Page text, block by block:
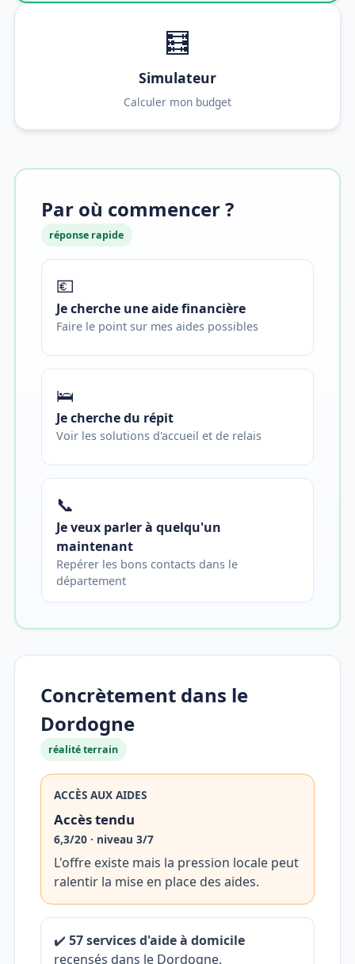
🧮
Simulateur
Calculer mon budget
Par où commencer ?
réponse rapide
💶
Je cherche une aide financière
Faire le point sur mes aides possibles
🛌
Je cherche du répit
Voir les solutions d'accueil et de relais
📞
Je veux parler à quelqu'un
maintenant
Repérer les bons contacts dans le
département
Concrètement dans le
Dordogne
réalité terrain
ACCÈS AUX AIDES
Accès tendu
6,3/20 · niveau 3/7
L'offre existe mais la pression locale peut
ralentir la mise en place des aides.
✔️ 57 services d'aide à domicile
recensés dans le Dordogne.